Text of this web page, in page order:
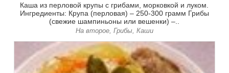
Каша из перловой крупы с грибами, морковкой и луком.
Ингредиенты: Крупа (перловая) – 250-300 грамм Грибы
(свежие шампиньоны или вешенки) –..
На второе, Грибы, Каши